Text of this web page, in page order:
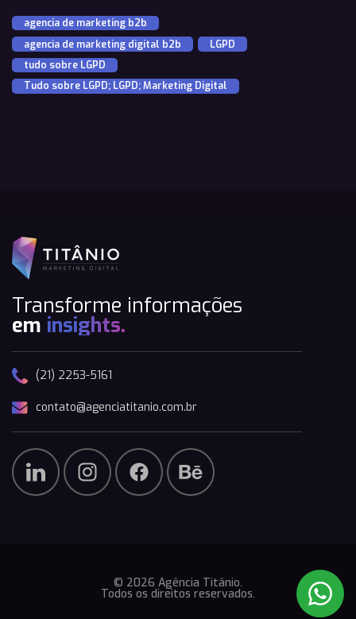
agencia de marketing b2b
agencia de marketing digital b2b
LGPD
tudo sobre LGPD
Tudo sobre LGPD; LGPD; Marketing Digital
Transforme informações
em insights.
(21) 2253-5161
contato@agenciatitanio.com.br
© 2026 Agência Titânio.
Todos os direitos reservados.